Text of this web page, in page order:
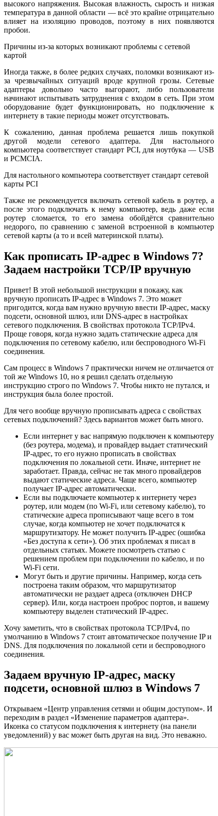
высокого напряжения. Высокая влажность, сырость и низкая
температура в данной области — всё это крайне отрицательно
влияет на изоляцию проводов, поэтому в них появляются
пробои.
Причины из-за которых возникают проблемы с сетевой
картой
Иногда также, в более редких случаях, поломки возникают из-
за чрезвычайных ситуаций вроде крупной грозы. Сетевые
адаптеры довольно часто выгорают, либо пользователи
начинают испытывать затруднения с входом в сеть. При этом
оборудование будет функционировать, но подключение к
интернету в такие периоды может отсутствовать.
К сожалению, данная проблема решается лишь покупкой
другой модели сетевого адаптера. Для настольного
компьютера соответствует стандарт PCI, для ноутбука — USB
и PCMCIA.
Для настольного компьютера соответствует стандарт сетевой
карты PCI
Также не рекомендуется включать сетевой кабель в роутер, а
после этого подключать к нему компьютер, ведь даже если
роутер сломается, то его замена обойдётся сравнительно
недорого, по сравнению с заменой встроенной в компьютер
сетевой карты (а то и всей материнской платы).
Как прописать IP-адрес в Windows 7?
Задаем настройки TCP/IP вручную
Привет! В этой небольшой инструкции я покажу, как
вручную прописать IP-адрес в Windows 7. Это может
пригодится, когда вам нужно вручную ввести IP-адрес, маску
подсети, основной шлюз, или DNS-адрес в настройках
сетевого подключения. В свойствах протокола TCP/IPv4.
Проще говоря, когда нужно задать статические адреса для
подключения по сетевому кабелю, или беспроводного Wi-Fi
соединения.
Сам процесс в Windows 7 практически ничем не отличается от
той же Windows 10, но я решил сделать отдельную
инструкцию строго по Windows 7. Чтобы никто не путался, и
инструкция была более простой.
Для чего вообще вручную прописывать адреса с свойствах
сетевых подключений? Здесь вариантов может быть много.
Если интернет у вас напрямую подключен к компьютеру
(без роутера, модема), и провайдер выдает статический
IP-адрес, то его нужно прописать в свойствах
подключения по локальной сети. Иначе, интернет не
заработает. Правда, сейчас не так много провайдеров
выдают статические адреса. Чаще всего, компьютер
получает IP-адрес автоматически.
Если вы подключаете компьютер к интернету через
роутер, или модем (по Wi-Fi, или сетевому кабелю), то
статические адреса прописывают чаще всего в том
случае, когда компьютер не хочет подключатся к
маршрутизатору. Не может получить IP-адрес (ошибка
«Без доступа к сети»). Об этих проблемах я писал в
отдельных статьях. Можете посмотреть статью с
решением проблем при подключении по кабелю, и по
Wi-Fi сети.
Могут быть и другие причины. Например, когда сеть
построена таким образом, что маршрутизатор
автоматически не раздает адреса (отключен DHCP
сервер). Или, когда настроен проброс портов, и вашему
компьютеру выделен статический IP-адрес.
Хочу заметить, что в свойствах протокола TCP/IPv4, по
умолчанию в Windows 7 стоит автоматическое получение IP и
DNS. Для подключения по локальной сети и беспроводного
соединения.
Задаем вручную IP-адрес, маску
подсети, основной шлюз в Windows 7
Открываем «Центр управления сетями и общим доступом». И
переходим в раздел «Изменение параметров адаптера».
Иконка со статусом подключения к интернету (на панели
уведомлений) у вас может быть другая на вид. Это неважно.